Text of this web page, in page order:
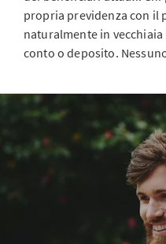
propria previdenza con il
naturalmente in
conto o deposito.